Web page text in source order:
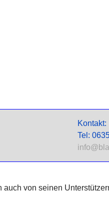
Kontakt:
Tel:
auch von seinen